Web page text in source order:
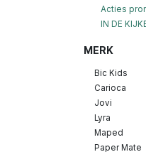
Acties
IN DE
MERK
Bic Kids
Carioca
Jovi
Lyra
Maped
Paper Mate